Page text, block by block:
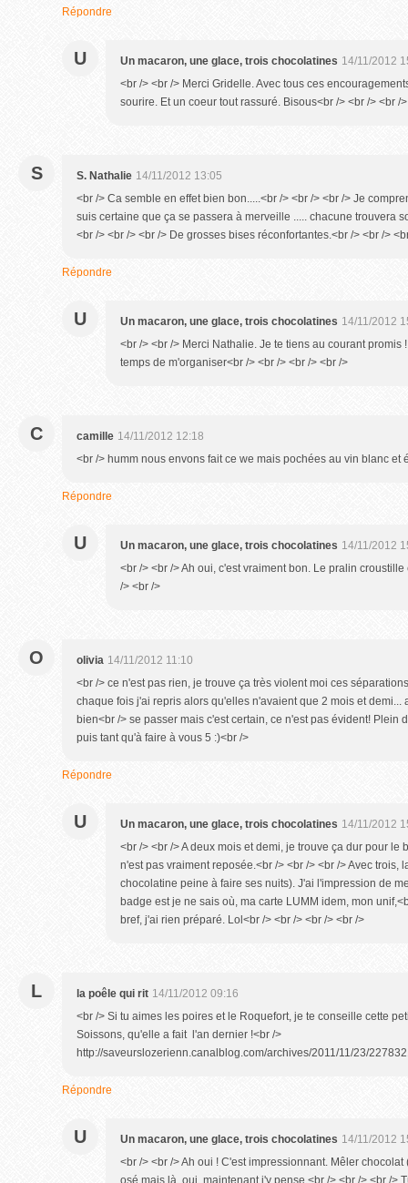
Répondre
U Un macaron, une glace, trois chocolatines 14/11/2012
<br /> <br /> Merci Gridelle. Avec tous ces
sourire. Et un coeur tout rassuré. Bisous<br /> <br /> <br /
S S. Nathalie 14/11/2012 13:05
<br /> Ca semble en effet bien bon.....<br /> <br /> <br /> Je
suis certaine que ça se passera à merveille ..... chacune trouvera
<br /> <br /> <br /> De grosses bises réconfortantes.<br /> <br />
Répondre
U Un macaron, une glace, trois chocolatines 14/11/2012
<br /> <br /> Merci Nathalie. Je te tiens au courant
temps de m'organiser<br /> <br /> <br /> <br />
C camille 14/11/2012 12:18
<br /> humm nous envons fait ce we mais pochées au vin blanc et
Répondre
U Un macaron, une glace, trois chocolatines 14/11/2012
<br /> <br /> Ah oui, c'est vraiment bon. Le pralin
/> <br />
O olivia 14/11/2012 11:10
<br /> ce n'est pas rien, je trouve ça très violent moi ces
chaque fois j'ai repris alors qu'elles n'avaient que 2 mois et demi...
bien<br /> se passer mais c'est certain, ce n'est pas évident! Plein
puis tant qu'à faire à vous 5 :)<br />
Répondre
U Un macaron, une glace, trois chocolatines 14/11/2012
<br /> <br /> A deux mois et demi, je trouve ça dur pour le
n'est pas vraiment reposée.<br /> <br /> <br /> Avec trois,
chocolatine peine à faire ses nuits). J'ai l'impression de
badge est je ne sais où, ma carte LUMM idem, mon
bref, j'ai rien préparé. Lol<br /> <br /> <br /> <br />
L la poêle qui rit 14/11/2012 09:16
<br /> Si tu aimes les poires et le Roquefort, je te conseille cette
Soissons, qu'elle a fait l'an dernier !<br />
http://saveurslozerienn.canalblog.com/archives/2011/11/23/
Répondre
U Un macaron, une glace, trois chocolatines 14/11/2012
<br /> <br /> Ah oui ! C'est impressionnant. Mêler
osé mais là, oui, maintenant j'y pense.<br /> <br /> <br />